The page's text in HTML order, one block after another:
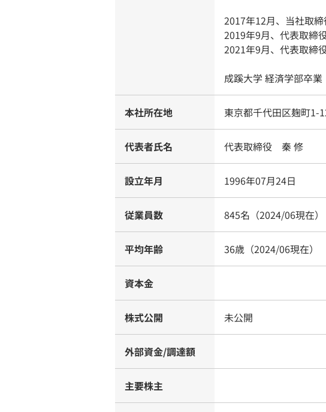
2017年12月、当社取締
2019年9月、代表取締
2021年9月、代表取締
成蹊大学 経済学部卒業
本社所在地 東京都千代田区麹町1-
代表者氏名 代表取締役 秦 修
設立年月 1996年07月24日
従業員数 845名（2024/06現在）
平均年齢 36歳（2024/06現在）
資本金
株式公開 未公開
外部資金/調達額
主要株主